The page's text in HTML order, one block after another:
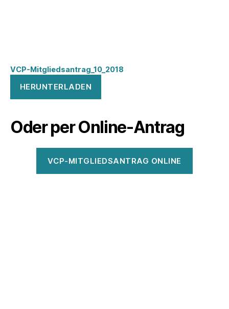
VCP-Mitgliedsantrag_10_2018
HERUNTERLADEN
Oder per Online-Antrag
VCP-MITGLIEDSANTRAG ONLINE